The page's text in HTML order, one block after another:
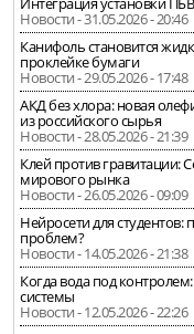
Новости - 31.05.2026 - 20:46
Канифоль становится
проклейке бумаги
Новости - 29.05.2026 - 17:48
АКД без хлора: новая
из российского сырья
Новости - 28.05.2026 - 21:39
Клей против гравитации:
мирового рынка
Новости - 26.05.2026 - 09:09
Нейросети для
проблем?
Новости - 14.05.2026 - 21:38
Когда вода под
системы
Новости - 12.05.2026 - 22:26